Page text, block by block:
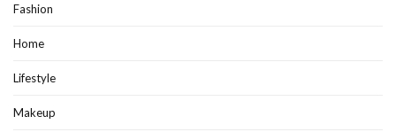
Fashion
Home
Lifestyle
Makeup